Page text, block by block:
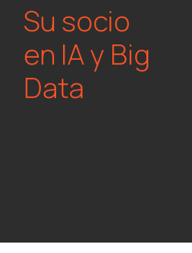
Su socio
en IA y Big
Data